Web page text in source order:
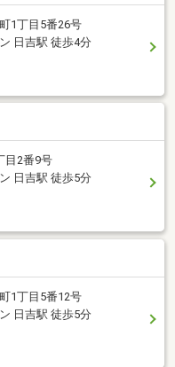
1丁目5番26号
日吉駅 徒歩4分
目2番9号
日吉駅 徒歩5分
1丁目5番12号
日吉駅 徒歩5分